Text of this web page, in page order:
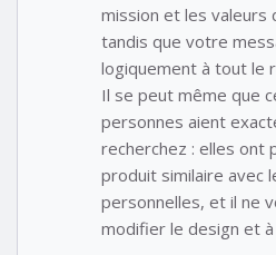
mission et les
tandis que votre
logiquement à tout le
Il se peut même que
personnes aient
recherchez : elles ont
produit similaire avec
personnelles, et il ne
modifier le design et